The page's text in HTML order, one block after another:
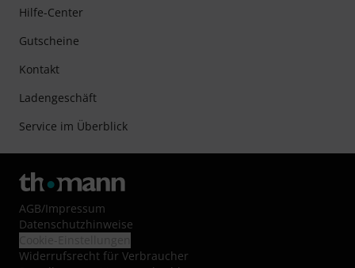
Hilfe-Center
Gutscheine
Kontakt
Ladengeschäft
Service im Überblick
AGB/Impressum
Datenschutzhinweise
Widerrufsrecht für Verbraucher